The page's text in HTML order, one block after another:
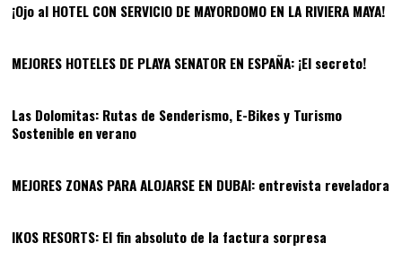
¡Ojo al HOTEL CON SERVICIO DE MAYORDOMO EN LA RIVIERA MAYA!
08
MEJORES HOTELES DE PLAYA SENATOR EN ESPAÑA: ¡El secreto!
09
Las Dolomitas: Rutas de Senderismo, E-Bikes y Turismo
Sostenible en verano
MEJORES ZONAS PARA ALOJARSE EN DUBAI: entrevista reveladora
11
IKOS RESORTS: El fin absoluto de la factura sorpresa